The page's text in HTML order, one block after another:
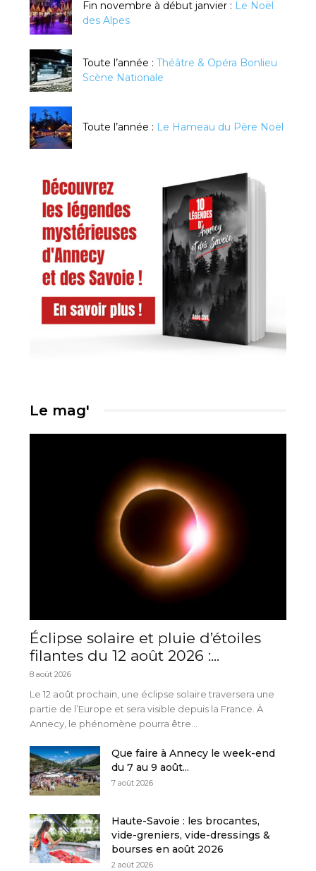
Fin novembre à début janvier : Le Noël
des Alpes
Toute l’année : Théâtre & Opéra Bonlieu
Scène Nationale
Toute l’année : Le Hameau du Père Noël
Le mag'
Éclipse solaire et pluie d’étoiles
filantes du 12 août 2026 :...
8 août 2026
Le 12 août prochain, une éclipse solaire traversera une
partie de l’Europe et sera visible depuis la France. À
Annecy, le phénomène pourra être...
Que faire à Annecy le week-end
du 7 au 9 août...
7 août 2026
Haute-Savoie : les brocantes,
vide-greniers, vide-dressings &
bourses en août 2026
2 août 2026